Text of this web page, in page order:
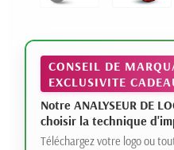
CONSEIL DE
EXCLUSIVITE
Notre ANALYSEUR DE
choisir la technique
Téléchargez votre logo ou